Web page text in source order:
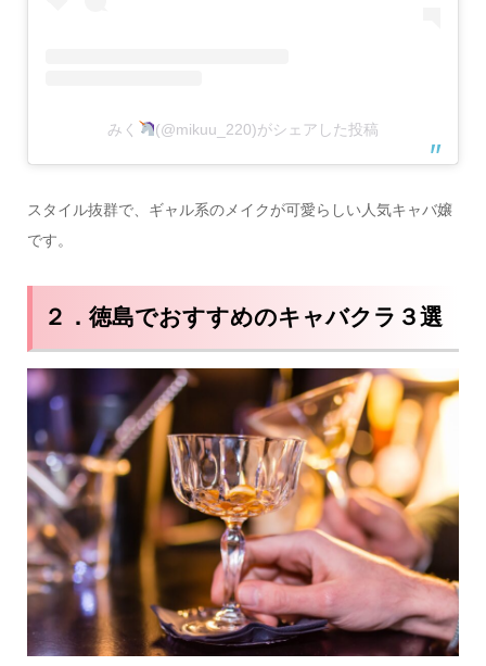
みく (@mikuu_220)がシェアした投稿
スタイル抜群で、ギャル系のメイクが可愛らしい人気キャバ嬢
です。
２．徳島でおすすめのキャバクラ３選